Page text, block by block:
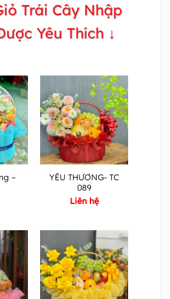
Trái Cây Nhập
Yêu Thích ↓
–
YÊU THƯƠNG- TC
089
Liên hệ